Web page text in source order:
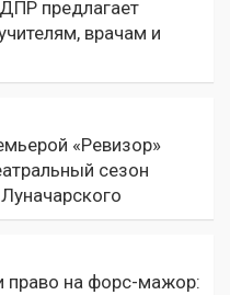
предлагает
врачам и
«Ревизор»
сезон
право на форс-мажор: